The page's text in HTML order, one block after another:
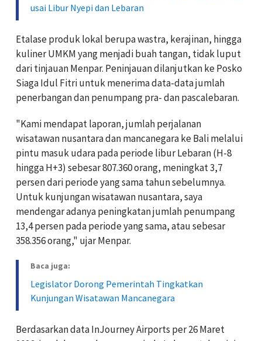
usai Libur Nyepi dan Lebaran
Etalase produk lokal berupa wastra, kerajinan, hingga
kuliner UMKM yang menjadi buah tangan, tidak luput
dari tinjauan Menpar. Peninjauan dilanjutkan ke Posko
Siaga Idul Fitri untuk menerima data-data jumlah
penerbangan dan penumpang pra- dan pascalebaran.
"Kami mendapat laporan, jumlah perjalanan
wisatawan nusantara dan mancanegara ke Bali melalui
pintu masuk udara pada periode libur Lebaran (H-8
hingga H+3) sebesar 807.360 orang, meningkat 3,7
persen dari periode yang sama tahun sebelumnya.
Untuk kunjungan wisatawan nusantara, saya
mendengar adanya peningkatan jumlah penumpang
13,4 persen pada periode yang sama, atau sebesar
358.356 orang," ujar Menpar.
Baca juga:
Legislator Dorong Pemerintah Tingkatkan
Kunjungan Wisatawan Mancanegara
Berdasarkan data InJourney Airports per 26 Maret